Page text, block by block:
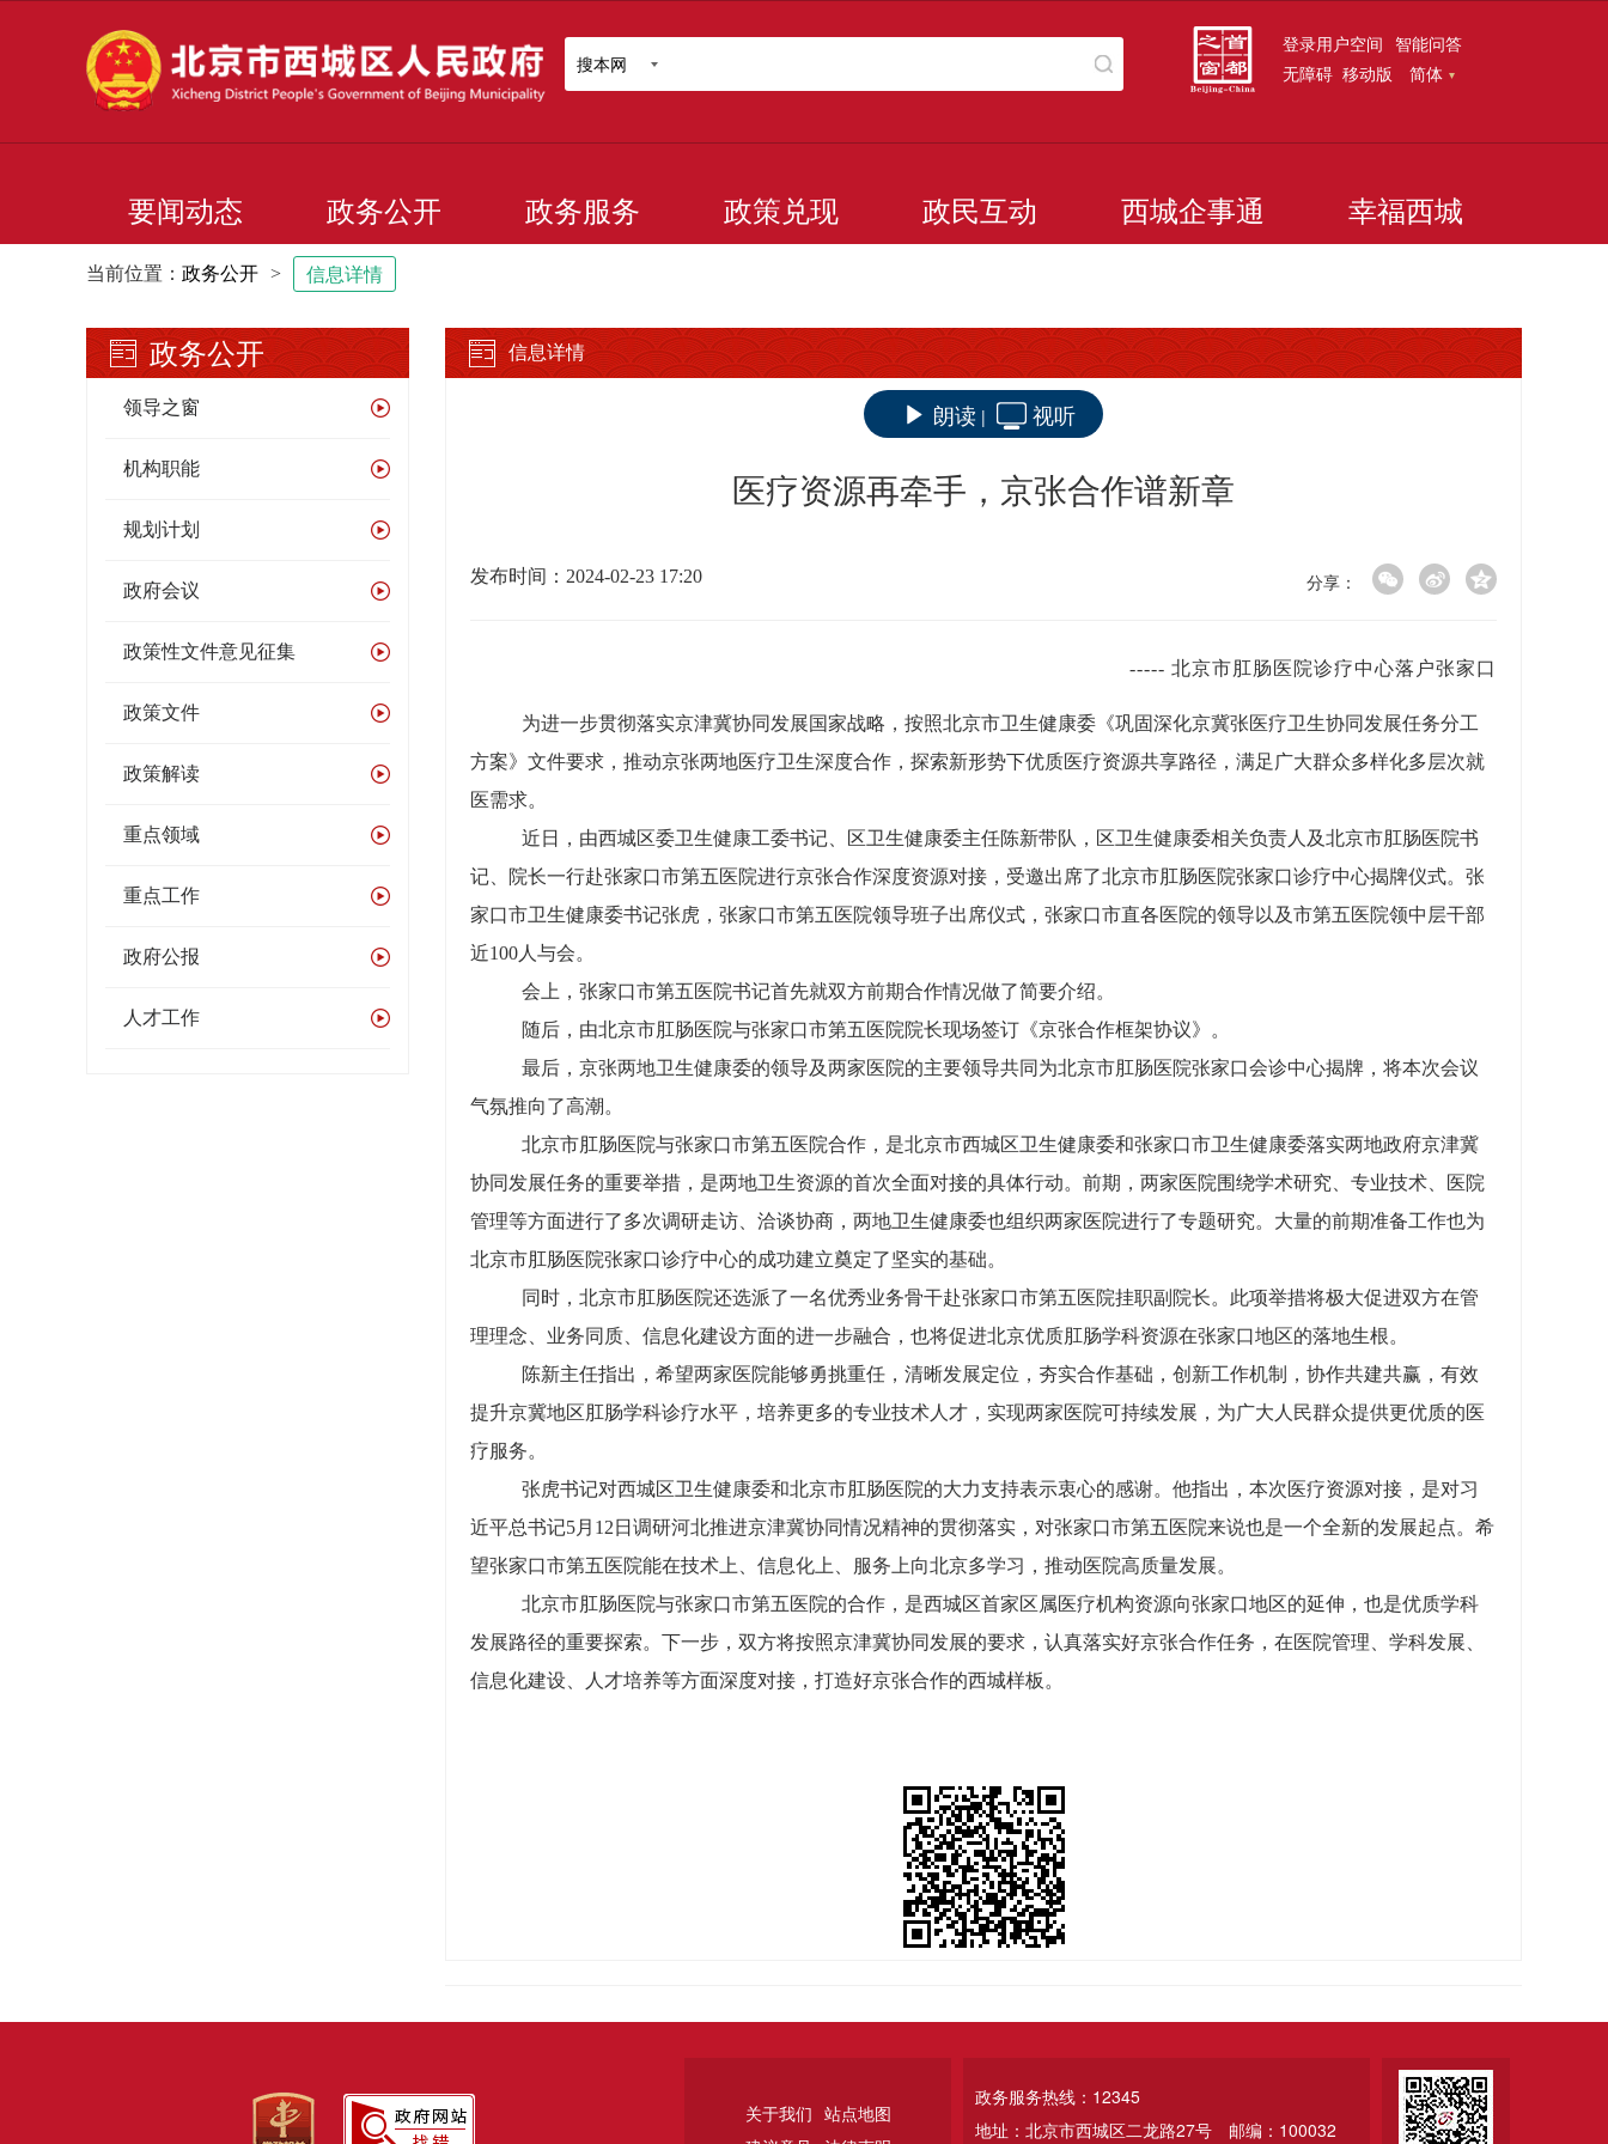
搜本网
登录用户空间 智能问答
无障碍 移动版 简体
要闻动态 政务公开 政务服务 政策兑现 政民互动 西城企事通 幸福西城
当前位置： 政务公开 > 信息详情
政务公开
领导之窗
机构职能
规划计划
政府会议
政策性文件意见征集
政策文件
政策解读
重点领域
重点工作
政府公报
人才工作
信息详情
朗读 | 视听
医疗资源再牵手，京张合作谱新章
发布时间：2024-02-23 17:20 分享：
----- 北京市肛肠医院诊疗中心落户张家口
为进一步贯彻落实京津冀协同发展国家战略，按照北京市卫生健康委《巩固深化京冀张医疗卫生协同发展任务分工
方案》文件要求，推动京张两地医疗卫生深度合作，探索新形势下优质医疗资源共享路径，满足广大群众多样化多层次就
医需求。
近日，由西城区委卫生健康工委书记、区卫生健康委主任陈新带队，区卫生健康委相关负责人及北京市肛肠医院书
记、院长一行赴张家口市第五医院进行京张合作深度资源对接，受邀出席了北京市肛肠医院张家口诊疗中心揭牌仪式。张
家口市卫生健康委书记张虎，张家口市第五医院领导班子出席仪式，张家口市直各医院的领导以及市第五医院领中层干部
近100人与会。
会上，张家口市第五医院书记首先就双方前期合作情况做了简要介绍。
随后，由北京市肛肠医院与张家口市第五医院院长现场签订《京张合作框架协议》。
最后，京张两地卫生健康委的领导及两家医院的主要领导共同为北京市肛肠医院张家口会诊中心揭牌，将本次会议
气氛推向了高潮。
北京市肛肠医院与张家口市第五医院合作，是北京市西城区卫生健康委和张家口市卫生健康委落实两地政府京津冀
协同发展任务的重要举措，是两地卫生资源的首次全面对接的具体行动。前期，两家医院围绕学术研究、专业技术、医院
管理等方面进行了多次调研走访、洽谈协商，两地卫生健康委也组织两家医院进行了专题研究。大量的前期准备工作也为
北京市肛肠医院张家口诊疗中心的成功建立奠定了坚实的基础。
同时，北京市肛肠医院还选派了一名优秀业务骨干赴张家口市第五医院挂职副院长。此项举措将极大促进双方在管
理理念、业务同质、信息化建设方面的进一步融合，也将促进北京优质肛肠学科资源在张家口地区的落地生根。
陈新主任指出，希望两家医院能够勇挑重任，清晰发展定位，夯实合作基础，创新工作机制，协作共建共赢，有效
提升京冀地区肛肠学科诊疗水平，培养更多的专业技术人才，实现两家医院可持续发展，为广大人民群众提供更优质的医
疗服务。
张虎书记对西城区卫生健康委和北京市肛肠医院的大力支持表示衷心的感谢。他指出，本次医疗资源对接，是对习
近平总书记5月12日调研河北推进京津冀协同情况精神的贯彻落实，对张家口市第五医院来说也是一个全新的发展起点。希
望张家口市第五医院能在技术上、信息化上、服务上向北京多学习，推动医院高质量发展。
北京市肛肠医院与张家口市第五医院的合作，是西城区首家区属医疗机构资源向张家口地区的延伸，也是优质学科
发展路径的重要探索。下一步，双方将按照京津冀协同发展的要求，认真落实好京张合作任务，在医院管理、学科发展、
信息化建设、人才培养等方面深度对接，打造好京张合作的西城样板。
关于我们 站点地图
政务服务热线：12345
地址：北京市西城区二龙路27号
邮编：100032